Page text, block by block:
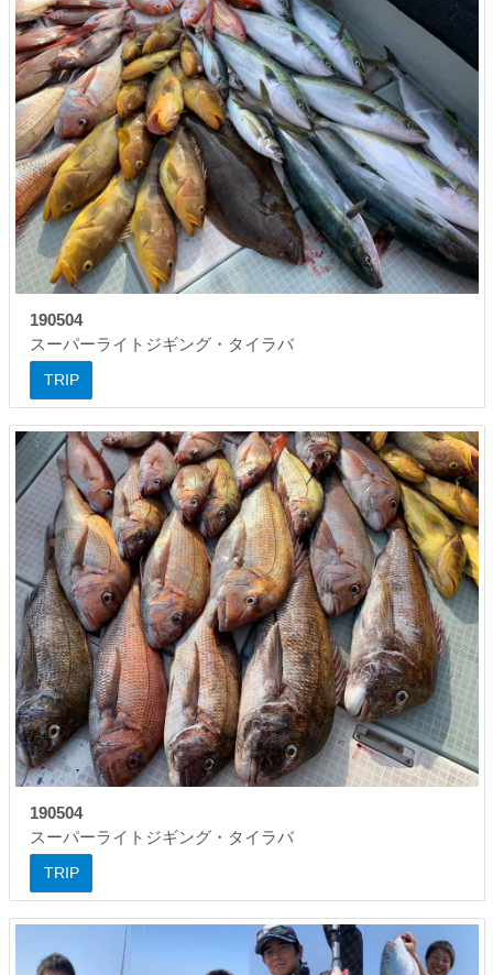
190504
スーパーライトジギング・タイラバ
TRIP
190504
スーパーライトジギング・タイラバ
TRIP